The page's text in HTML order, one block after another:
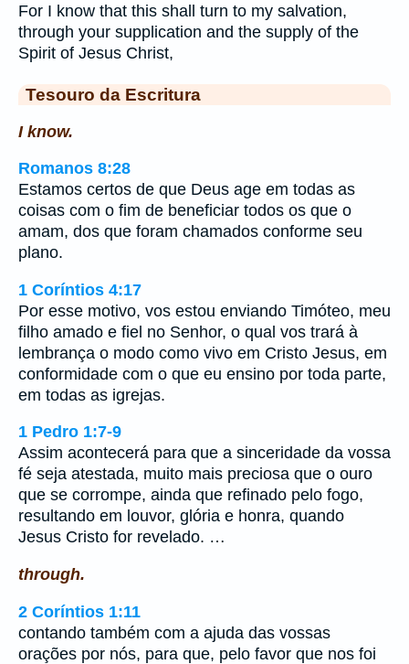
For I know that this shall turn to my salvation,
through your supplication and the supply of the
Spirit of Jesus Christ,
Tesouro da Escritura
I know.
Romanos 8:28
Estamos certos de que Deus age em todas as
coisas com o fim de beneficiar todos os que o
amam, dos que foram chamados conforme seu
plano.
1 Coríntios 4:17
Por esse motivo, vos estou enviando Timóteo, meu
filho amado e fiel no Senhor, o qual vos trará à
lembrança o modo como vivo em Cristo Jesus, em
conformidade com o que eu ensino por toda parte,
em todas as igrejas.
1 Pedro 1:7-9
Assim acontecerá para que a sinceridade da vossa
fé seja atestada, muito mais preciosa que o ouro
que se corrompe, ainda que refinado pelo fogo,
resultando em louvor, glória e honra, quando
Jesus Cristo for revelado. …
through.
2 Coríntios 1:11
contando também com a ajuda das vossas
orações por nós, para que, pelo favor que nos foi